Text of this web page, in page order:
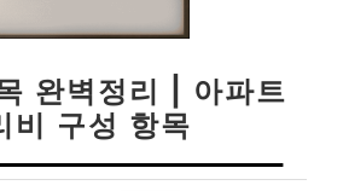
완벽정리 | 아파트
비 구성 항목